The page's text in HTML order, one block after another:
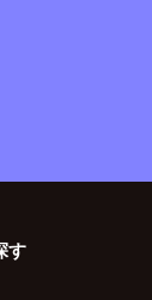
す